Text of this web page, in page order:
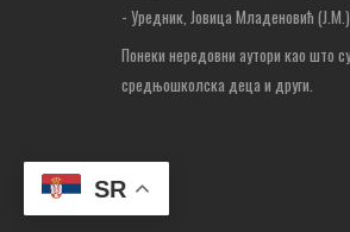
SR
- Уредник, Јовица Младеновић
Понеки нередовни аутори као што су
средњошколска деца и други.